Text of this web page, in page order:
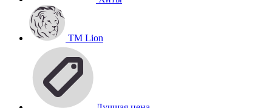
TM Lion